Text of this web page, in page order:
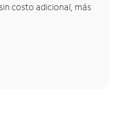
costo adicional, más